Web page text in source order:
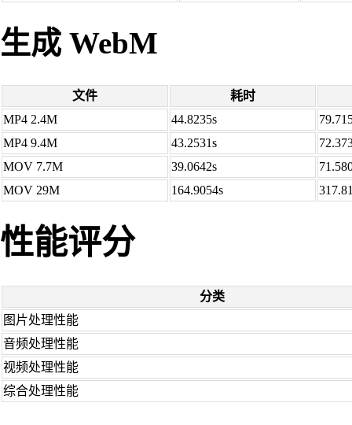
生成 WebM
文件
耗时
MP4 2.4M
44.8235s
MP4 9.4M
43.2531s
MOV 7.7M
39.0642s
MOV 29M
164.9054s
性能评分
分类
图片处理性能
音频处理性能
视频处理性能
综合处理性能